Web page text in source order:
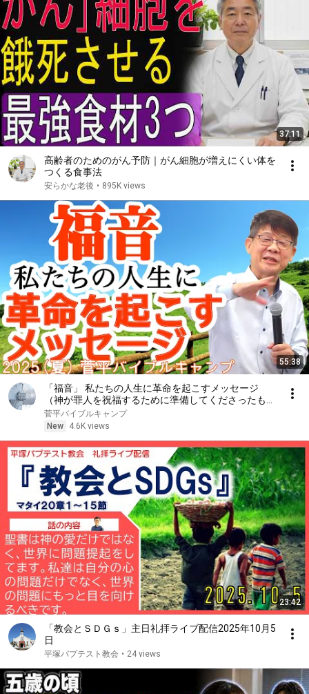
37:11
高齢者のためのがん予防｜がん細胞が増えにくい体を
つくる食事法
安らかな老後 • 895K views
55:38
「福音」 私たちの人生に革命を起こすメッセージ
（神が罪人を祝福するために準備してくださったも
の）
菅平バイブルキャンプ
New
4.6K views
23:42
「教会とＳＤＧｓ」主日礼拝ライブ配信2025年10月5
日
平塚バプテスト教会 • 24 views